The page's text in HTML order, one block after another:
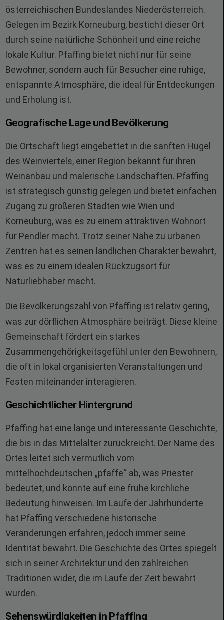
österreichischen Bundeslandes Niederösterreich.
Gelegen im Bezirk Korneuburg, besticht dieser Ort
durch seine natürliche Schönheit und eine reiche
lokale Kultur. Pfaffing bietet nicht nur für seine
Bewohner, sondern auch für Besucher eine ruhige,
entspannte Atmosphäre, die ideal für Entdeckungen
und Erholung ist.
Geografische Lage und Bevölkerung
Die Ortschaft liegt eingebettet in die sanften Hügel
des Weinviertels, einer Region bekannt für ihren
Weinanbau und malerische Landschaften. Pfaffing
ist strategisch günstig gelegen und bietet einfachen
Zugang zu größeren Städten wie Wien und
Korneuburg, was es zu einem attraktiven Wohnort
für Pendler macht. Trotz seiner Nähe zu urbanen
Zentren hat es seinen ländlichen Charakter bewahrt,
was es zu einem idealen Rückzugsort für
Naturliebhaber macht.
Die Bevölkerungszahl von Pfaffing ist relativ gering,
was zur dörflichen Atmosphäre beiträgt. Diese kleine
Gemeinschaft fördert ein starkes
Zusammengehörigkeitsgefühl unter den Bewohnern,
die oft in lokal organisierten Veranstaltungen und
Festen miteinander interagieren.
Geschichtlicher Hintergrund
Pfaffing hat eine lange und interessante Geschichte,
die bis in das Mittelalter zurückreicht. Der Name des
Ortes leitet sich vermutlich vom
mittelhochdeutschen „pfaffe“ ab, was Priester
bedeutet, und könnte auf eine frühe kirchliche
Bedeutung hinweisen. Im Laufe der Jahrhunderte
hat Pfaffing verschiedene historische
Veränderungen erfahren, jedoch immer seine
Identität bewahrt. Die Geschichte des Ortes spiegelt
sich in seiner Architektur und den zahlreichen
Traditionen wider, die im Laufe der Zeit bewahrt
wurden.
Sehenswürdigkeiten in Pfaffing